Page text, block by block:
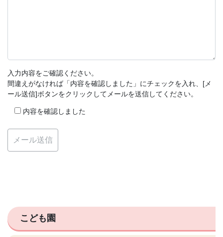
入力内容をご確認ください。
間違えがなければ「内容を確認しました」にチェックを入れ、[メ
ール送信]ボタンをクリックしてメールを送信してください。
内容を確認しました
こども園